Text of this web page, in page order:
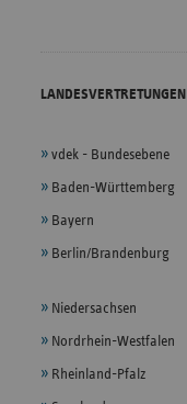
LANDESVERTRETUNGEN
vdek - Bundesebene
Baden-Württemberg
Bayern
Berlin/Brandenburg
Niedersachsen
Nordrhein-Westfalen
Rheinland-Pfalz